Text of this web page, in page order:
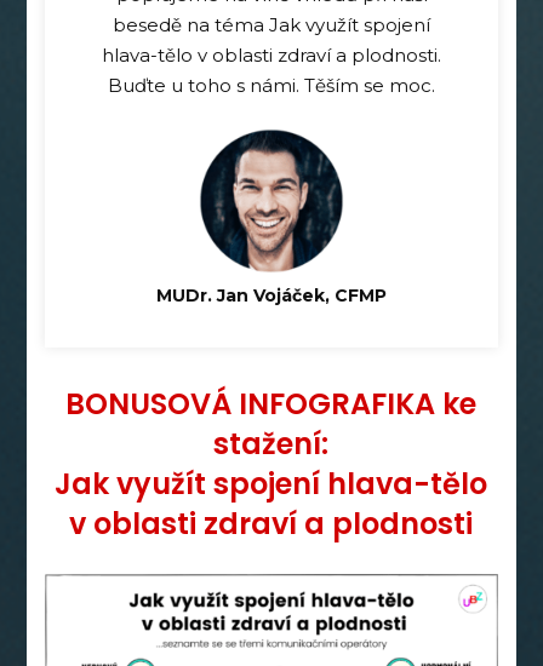
besedě na téma Jak využít spojení
hlava-tělo v oblasti zdraví a plodnosti.
Buďte u toho s námi. Těším se moc.
MUDr. Jan Vojáček, CFMP
BONUSOVÁ INFOGRAFIKA ke
stažení:
Jak využít spojení hlava-tělo
v oblasti zdraví a plodnosti